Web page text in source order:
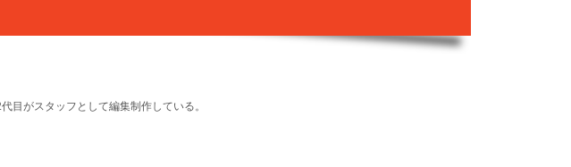
目がスタッフとして編集制作している。